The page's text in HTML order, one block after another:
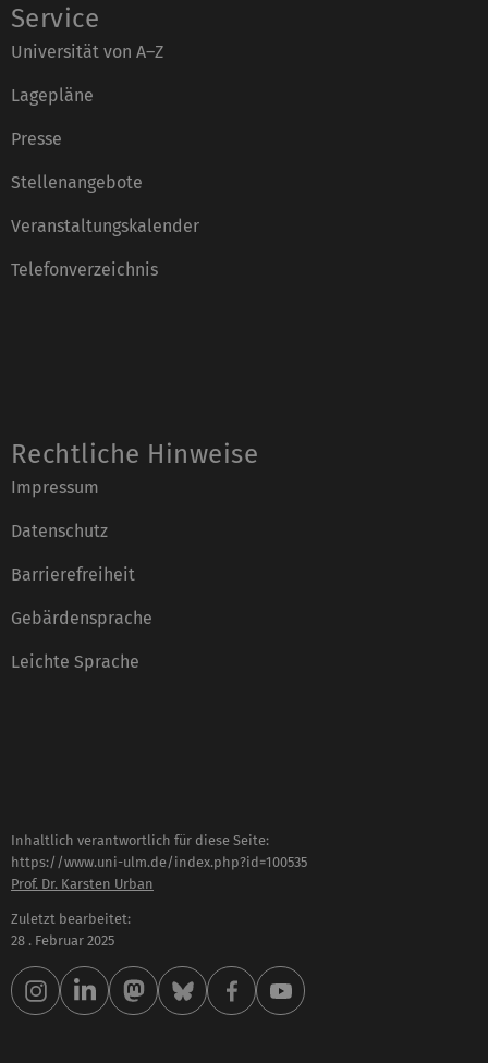
Service
Universität von A–Z
Lagepläne
Presse
Stellenangebote
Veranstaltungskalender
Telefonverzeichnis
Rechtliche Hinweise
Impressum
Datenschutz
Barrierefreiheit
Gebärdensprache
Leichte Sprache
Inhaltlich verantwortlich für diese Seite:
https://www.uni-ulm.de/index.php?id=100535
Prof. Dr. Karsten Urban
Zuletzt bearbeitet:
28 . Februar 2025